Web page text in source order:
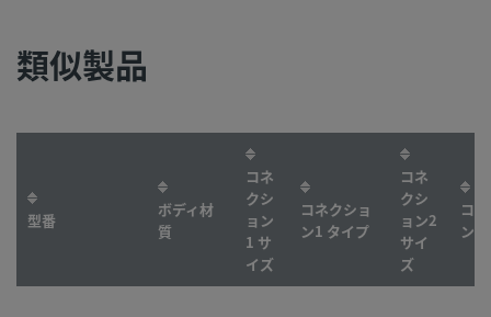
類似製品
型番
ボディ材
質
コネ
クシ
ョン
1 サ
イズ
コネクショ
ン1 タイプ
コネ
クシ
ョン2
サイ
ズ
コ
ン2